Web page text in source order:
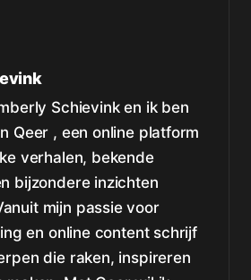
Schievink en ik ben
Qeer , een online platform
verhalen, bekende
bijzondere inzichten
mijn passie voor
en online content schrijf
die raken, inspireren